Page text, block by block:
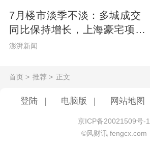
7月楼市淡季不淡：多城成交
同比保持增长，上海豪宅项目
开盘日光
澎湃新闻
首页 > 推荐 > 正文
登陆 电脑版 网站地图
京ICP备20021509号-1
©风财讯 fengcx.com